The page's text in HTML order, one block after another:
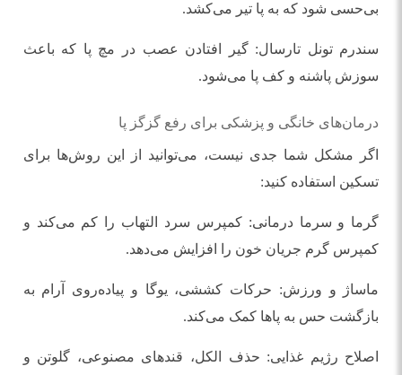
بی‌حسی شود که به پا تیر می‌کشد.
سندرم تونل تارسال: گیر افتادن عصب در مچ پا که باعث
سوزش پاشنه و کف پا می‌شود.
درمان‌های خانگی و پزشکی برای رفع گزگز پا
اگر مشکل شما جدی نیست، می‌توانید از این روش‌ها برای
تسکین استفاده کنید:
گرما و سرما درمانی: کمپرس سرد التهاب را کم می‌کند و
کمپرس گرم جریان خون را افزایش می‌دهد.
ماساژ و ورزش: حرکات کششی، یوگا و پیاده‌روی آرام به
بازگشت حس به پاها کمک می‌کند.
اصلاح رژیم غذایی: حذف الکل، قندهای مصنوعی، گلوتن و